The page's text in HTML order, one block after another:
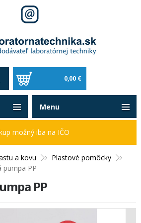
0,00 €
a kovu
Plastové pomôcky
pumpa PP
PP
možný iba na IČO
Menu